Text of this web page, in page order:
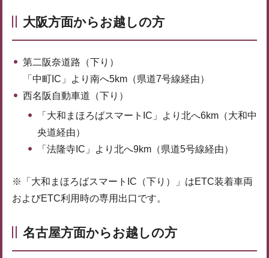
大阪方面からお越しの方
第二阪奈道路（下り）
「中町IC」より南へ5km（県道7号線経由）
西名阪自動車道（下り）
「大和まほろばスマートIC」より北へ6km（大和中
央道経由）
「法隆寺IC」より北へ9km（県道5号線経由）
※「大和まほろばスマートIC（下り）」はETC装着車両
およびETC利用時の専用出口です。
名古屋方面からお越しの方